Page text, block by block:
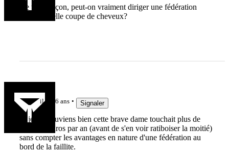
De toute façon, peut-on vraiment diriger une fédération
avec une telle coupe de cheveux?
il y a 6 ans Signaler
Si je me souviens bien cette brave dame touchait plus de
400.000 euros par an (avant de s'en voir ratiboiser la moitié)
sans compter les avantages en nature d'une fédération au
bord de la faillite.